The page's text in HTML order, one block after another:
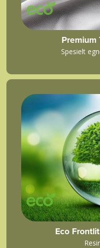
Premium
Spesielt
Eco